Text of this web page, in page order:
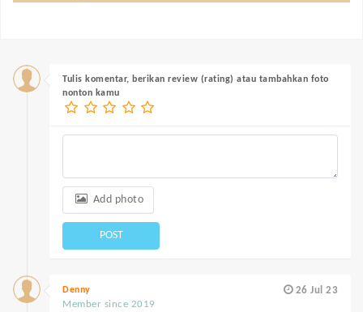
Tulis komentar, berikan review (rating) atau tambahkan foto
nonton kamu
Add photo
POST
26 Jul 23
Denny
Member since 2019